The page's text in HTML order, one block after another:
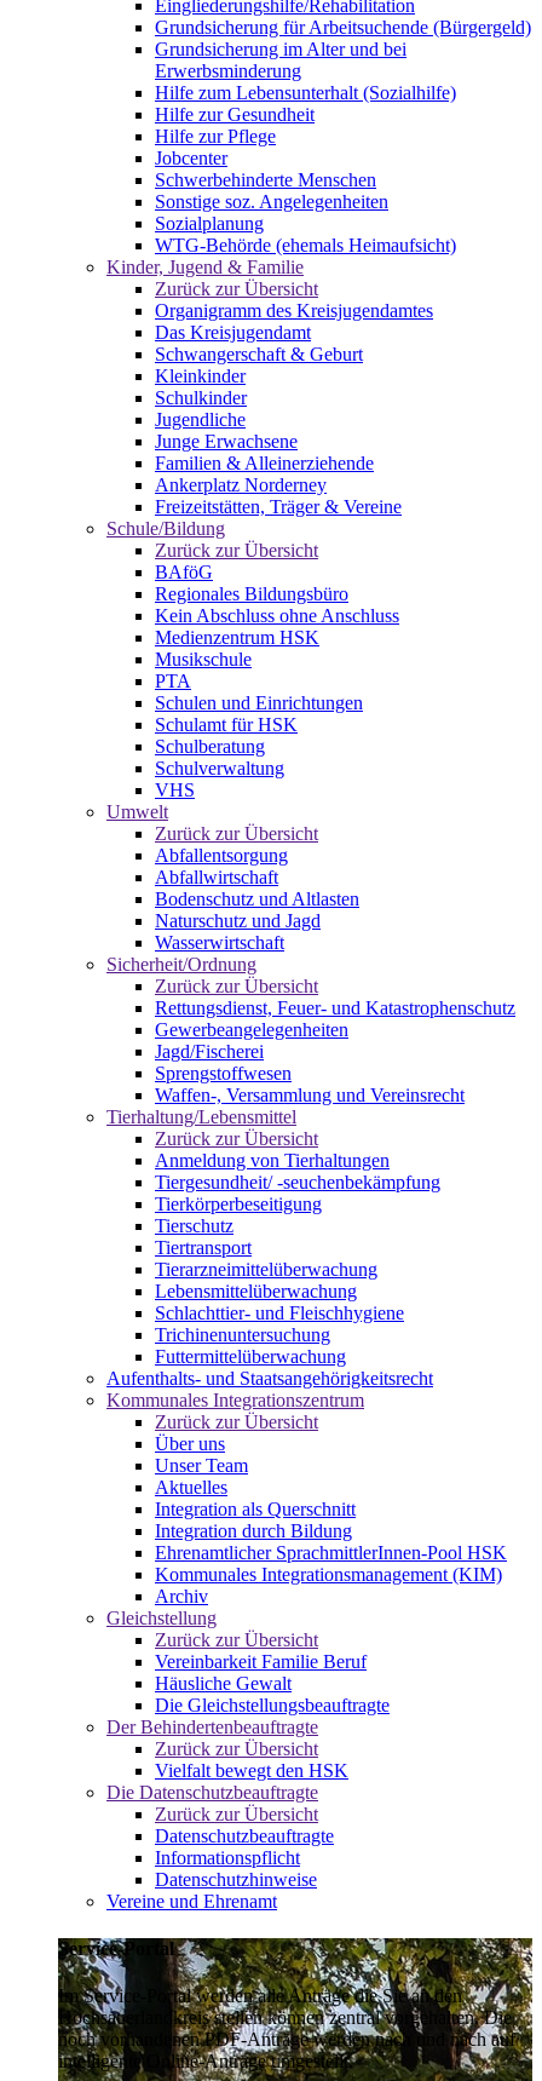
Eingliederungshilfe/Rehabilitation
Grundsicherung für Arbeitsuchende (Bürgergeld)
Grundsicherung im Alter und bei
Erwerbsminderung
Hilfe zum Lebensunterhalt (Sozialhilfe)
Hilfe zur Gesundheit
Hilfe zur Pflege
Jobcenter
Schwerbehinderte Menschen
Sonstige soz. Angelegenheiten
Sozialplanung
WTG-Behörde (ehemals Heimaufsicht)
Kinder, Jugend & Familie
Zurück zur Übersicht
Organigramm des Kreisjugendamtes
Das Kreisjugendamt
Schwangerschaft & Geburt
Kleinkinder
Schulkinder
Jugendliche
Junge Erwachsene
Familien & Alleinerziehende
Ankerplatz Norderney
Freizeitstätten, Träger & Vereine
Schule/Bildung
Zurück zur Übersicht
BAföG
Regionales Bildungsbüro
Kein Abschluss ohne Anschluss
Medienzentrum HSK
Musikschule
PTA
Schulen und Einrichtungen
Schulamt für HSK
Schulberatung
Schulverwaltung
VHS
Umwelt
Zurück zur Übersicht
Abfallentsorgung
Abfallwirtschaft
Bodenschutz und Altlasten
Naturschutz und Jagd
Wasserwirtschaft
Sicherheit/Ordnung
Zurück zur Übersicht
Rettungsdienst, Feuer- und Katastrophenschutz
Gewerbeangelegenheiten
Jagd/Fischerei
Sprengstoffwesen
Waffen-, Versammlung und Vereinsrecht
Tierhaltung/Lebensmittel
Zurück zur Übersicht
Anmeldung von Tierhaltungen
Tiergesundheit/ -seuchenbekämpfung
Tierkörperbeseitigung
Tierschutz
Tiertransport
Tierarzneimittelüberwachung
Lebensmittelüberwachung
Schlachttier- und Fleischhygiene
Trichinenuntersuchung
Futtermittelüberwachung
Aufenthalts- und Staatsangehörigkeitsrecht
Kommunales Integrationszentrum
Zurück zur Übersicht
Über uns
Unser Team
Aktuelles
Integration als Querschnitt
Integration durch Bildung
Ehrenamtlicher SprachmittlerInnen-Pool HSK
Kommunales Integrationsmanagement (KIM)
Archiv
Gleichstellung
Zurück zur Übersicht
Vereinbarkeit Familie Beruf
Häusliche Gewalt
Die Gleichstellungsbeauftragte
Der Behindertenbeauftragte
Zurück zur Übersicht
Vielfalt bewegt den HSK
Die Datenschutzbeauftragte
Zurück zur Übersicht
Datenschutzbeauftragte
Informationspflicht
Datenschutzhinweise
Vereine und Ehrenamt
Service-Portal
Im Service-Portal werden alle Anträge die Sie an den
Hochsauerlandkreis stellen können zentral vorgehalten. Die
noch vorhandenen PDF-Anträge werden nach und nach auf
intelligente Online-Anträge umgestellt.